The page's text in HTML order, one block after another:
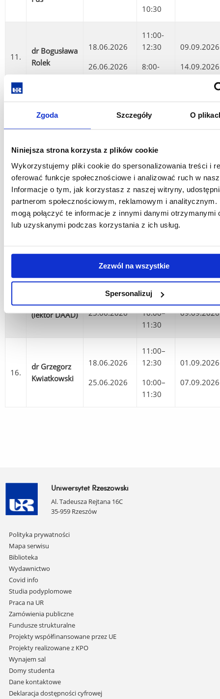
Zgoda Szczegóły O
Niniejsza strona korzysta z plików cookie
Wykorzystujemy pliki cookie do spersonalizowania treści i
oferować funkcje społecznościowe i analizować ruch w
Informacje o tym, jak korzystasz z naszej witryny,
partnerom społecznościowym, reklamowym i analitycznym.
mogą połączyć te informacje z innymi danymi otrzymanymi
lub uzyskanymi podczas korzystania z ich usług.
Zezwól na wszystkie
Spersonalizuj
10:30
11.
dr Bogusława
Rolek
18.06.2026
26.06.2026
11:00-
12:30
8:00-
09.09.2026
14.09.2026
12.
dr
Małgorzata
17.06.2026
8:30-
10:00
10:30
02.09.2026
13.
dr Zygmunt
Tęcza
urlop - -
prof. dr hab.
Wierzbicka
17.06.2026
23.06.2026
11:00-
12:30
10:00–
11:30
09.09.2026
15.
Gratkowski
(lektor DAAD)
19.06.2026
25.06.2026
10:00–
11:30
10:00–
11:30
09.09.2026
16.
dr Grzegorz
Kwiatkowski
18.06.2026
25.06.2026
11:00–
12:30
10:00–
11:30
01.09.2026
07.09.2026
Uniwersytet Rzeszowski
Al. Tadeusza Rejtana 16C
35-959 Rzeszów
Pomiń
nawigację
i
przejdź
do
treści
Polityka prywatności
Mapa serwisu
Biblioteka
Wydawnictwo
Covid info
Studia podyplomowe
Praca na UR
Zamówienia publiczne
Fundusze strukturalne
Projekty współfinansowane przez UE
Projekty realizowane z KPO
Wynajem sal
Domy studenta
Dane kontaktowe
Deklaracja dostępności cyfrowej